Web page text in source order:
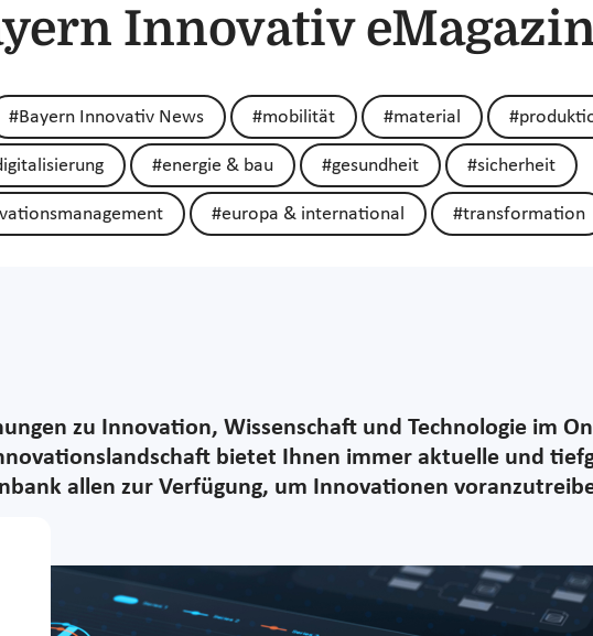
Innovativ
#Bayern Innovativ News #mobilität #material
#energie & bau #gesundheit #sicherheit
#europa & international #transformation
zu Innovation, Wissenschaft und Technologie im
bietet Ihnen immer aktuelle und
allen zur Verfügung, um Innovationen